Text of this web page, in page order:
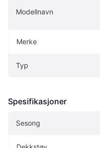
Modellnavn
Merke
Typ
Spesifikasjoner
Sesong